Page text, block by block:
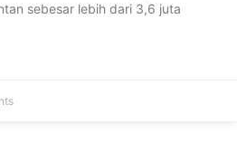
sebesar lebih dari 3,6 juta